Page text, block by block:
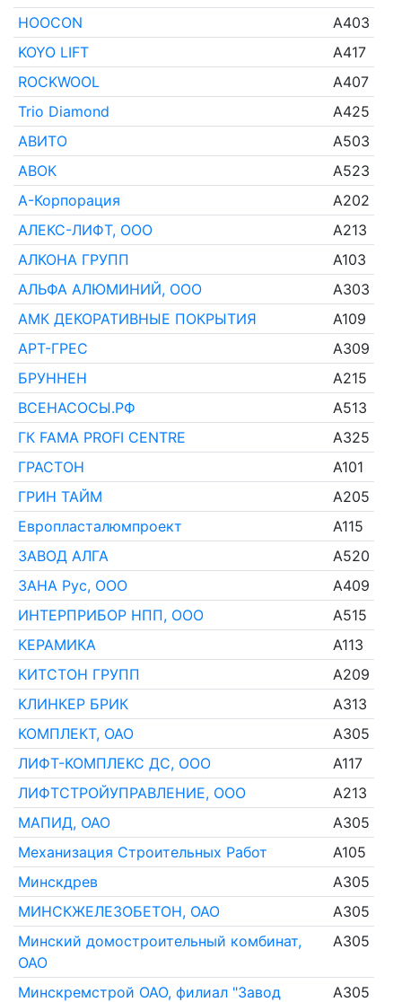
HOOCON
A403
KOYO LIFT
A417
ROCKWOOL
A407
Trio Diamond
A425
АВИТО
A503
АВОК
A523
А-Корпорация
A202
АЛЕКС-ЛИФТ, ООО
A213
АЛКОНА ГРУПП
A103
АЛЬФА АЛЮМИНИЙ, ООО
A303
АМК ДЕКОРАТИВНЫЕ ПОКРЫТИЯ
A109
АРТ-ГРЕС
A309
БРУННЕН
A215
ВСЕНАСОСЫ.РФ
A513
ГК FAMA PROFI CENTRE
A325
ГРАСТОН
A101
ГРИН ТАЙМ
A205
Европласталюмпроект
A115
ЗАВОД АЛГА
A520
ЗАНА Рус, ООО
A409
ИНТЕРПРИБОР НПП, ООО
A515
КЕРАМИКА
A113
КИТСТОН ГРУПП
A209
КЛИНКЕР БРИК
A313
КОМПЛЕКТ, ОАО
A305
ЛИФТ-КОМПЛЕКС ДС, ООО
A117
ЛИФТСТРОЙУПРАВЛЕНИЕ, ООО
A213
МАПИД, ОАО
A305
Механизация Строительных Работ
A105
Минскдрев
A305
МИНСКЖЕЛЕЗОБЕТОН, ОАО
A305
Минский домостроительный комбинат,
ОАО
A305
Минскремстрой ОАО, филиал "Завод
A305